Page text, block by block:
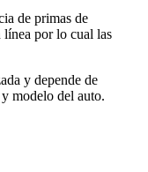
de primas de
línea por lo cual las
y depende de
modelo del auto.